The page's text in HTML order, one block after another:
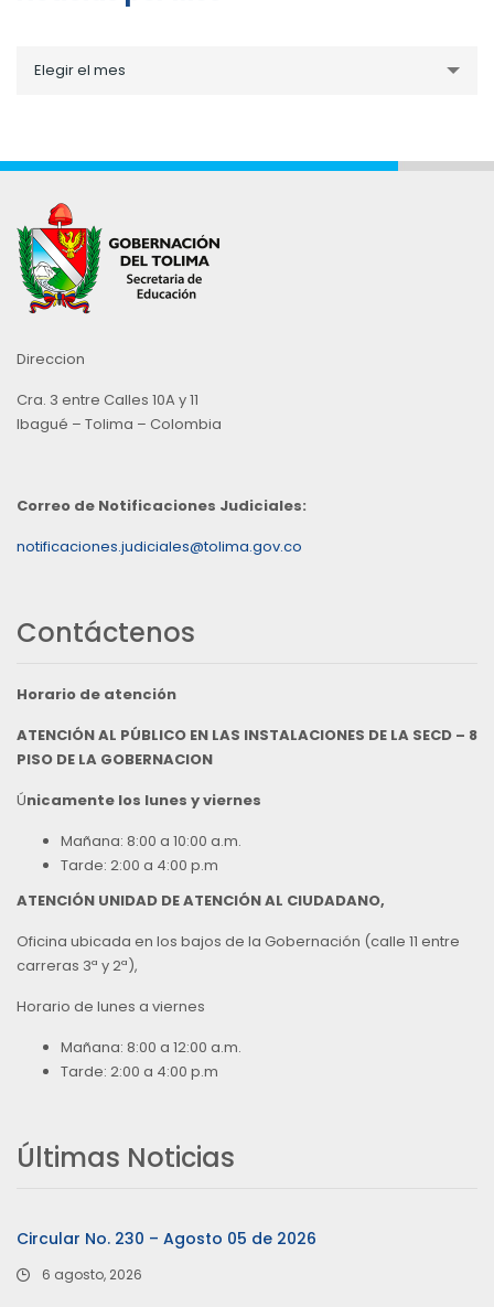
porElegir el mes
Direccion
Cra. 3 entre Calles 10A y 11
Ibagué – Tolima – Colombia
Correo de Notificaciones Judiciales:
notificaciones.judiciales@tolima.gov.co
Contáctenos
Horario de atención
ATENCIÓN AL PÚBLICO EN LAS INSTALACIONES DE LA SECD – 8
PISO DE LA GOBERNACION
Únicamente los lunes y viernes
Mañana: 8:00 a 10:00 a.m.
Tarde: 2:00 a 4:00 p.m
ATENCIÓN UNIDAD DE ATENCIÓN AL CIUDADANO,
Oficina ubicada en los bajos de la Gobernación (calle 11 entre
carreras 3ª y 2ª),
Horario de lunes a viernes
Mañana: 8:00 a 12:00 a.m.
Tarde: 2:00 a 4:00 p.m
Últimas Noticias
Circular No. 230 – Agosto 05 de 2026
6 agosto, 2026